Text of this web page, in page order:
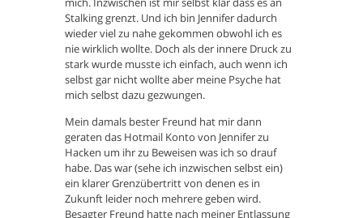
Stalking grenzt. Und ich bin Jennifer dadurch
wieder viel zu nahe gekommen obwohl ich es
nie wirklich wollte. Doch als der innere Druck zu
stark wurde musste ich einfach, auch wenn ich
selbst gar nicht wollte aber meine Psyche hat
mich selbst dazu gezwungen.
Mein damals bester Freund hat mir dann
geraten das Hotmail Konto von Jennifer zu
Hacken um ihr zu Beweisen was ich so drauf
habe. Das war (sehe ich inzwischen selbst ein)
ein klarer Grenzübertritt von denen es in
Zukunft leider noch mehrere geben wird.
Besagter Freund hatte nach meiner Entlassung